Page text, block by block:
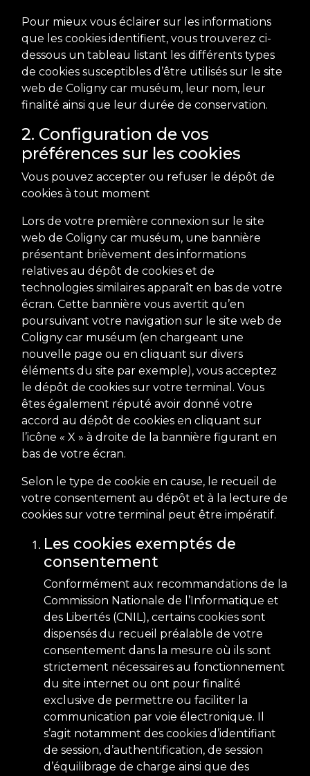
Pour mieux vous éclairer sur les informations
que les cookies identifient, vous trouverez ci-
dessous un tableau listant les différents types
de cookies susceptibles d’être utilisés sur le site
web de Coligny car muséum, leur nom, leur
finalité ainsi que leur durée de conservation.
2. Configuration de vos
préférences sur les cookies
Vous pouvez accepter ou refuser le dépôt de
cookies à tout moment
Lors de votre première connexion sur le site
web de Coligny car muséum, une bannière
présentant brièvement des informations
relatives au dépôt de cookies et de
technologies similaires apparaît en bas de votre
écran. Cette bannière vous avertit qu’en
poursuivant votre navigation sur le site web de
Coligny car muséum (en chargeant une
nouvelle page ou en cliquant sur divers
éléments du site par exemple), vous acceptez
le dépôt de cookies sur votre terminal. Vous
êtes également réputé avoir donné votre
accord au dépôt de cookies en cliquant sur
l’icône « X » à droite de la bannière figurant en
bas de votre écran.
Selon le type de cookie en cause, le recueil de
votre consentement au dépôt et à la lecture de
cookies sur votre terminal peut être impératif.
Les cookies exemptés de
consentement
Conformément aux recommandations de la
Commission Nationale de l’Informatique et
des Libertés (CNIL), certains cookies sont
dispensés du recueil préalable de votre
consentement dans la mesure où ils sont
strictement nécessaires au fonctionnement
du site internet ou ont pour finalité
exclusive de permettre ou faciliter la
communication par voie électronique. Il
s’agit notamment des cookies d’identifiant
de session, d’authentification, de session
d’équilibrage de charge ainsi que des